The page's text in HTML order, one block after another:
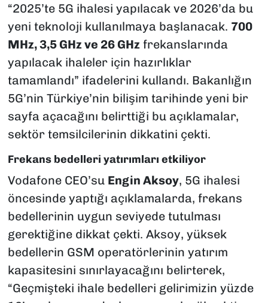
“2025’te 5G ihalesi yapılacak ve 2026’da bu
yeni teknoloji kullanılmaya başlanacak. 700
MHz, 3,5 GHz ve 26 GHzfrekanslarında
yapılacak ihaleler için hazırlıklar
tamamlandı” ifadelerini kullandı. Bakanlığın
5G’nin Türkiye’nin bilişim tarihinde yeni bir
sayfa açacağını belirttiği bu açıklamalar,
sektör temsilcilerinin dikkatini çekti.
Frekans bedelleri yatırımları etkiliyor
Vodafone CEO’su Engin Aksoy, 5G ihalesi
öncesinde yaptığı açıklamalarda, frekans
bedellerinin uygun seviyede tutulması
gerektiğine dikkat çekti. Aksoy, yüksek
bedellerin GSM operatörlerinin yatırım
kapasitesini sınırlayacağını belirterek,
“Geçmişteki ihale bedelleri gelirimizin yüzde